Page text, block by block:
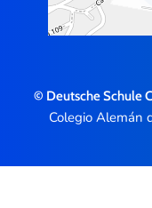
© Deutsche Schule
Colegio Alemán